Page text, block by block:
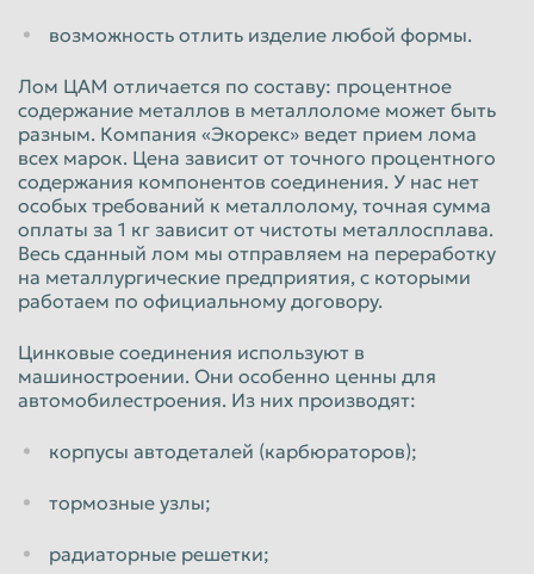
Махачкала Миасс
Москва Мурманск
Мытищи Набережные Челны
Нальчик Нижневартовск
Нижнекамск Нижний Новгород
Нижний Тагил Новокузнецк
Новороссийск Новосибирск
Новочеркасск Норильск
Петрозаводск
возможность отлить изделие любой формы.
Лом ЦАМ отличается по составу: процентное
содержание металлов в металлоломе может быть
разным. Компания «Экорекс» ведет прием лома
всех марок. Цена зависит от точного процентного
содержания компонентов соединения. У нас нет
особых требований к металлолому, точная сумма
оплаты за 1 кг зависит от чистоты металлосплава.
Весь сданный лом мы отправляем на переработку
на металлургические предприятия, с которыми
работаем по официальному договору.
Цинковые соединения используют в
машиностроении. Они особенно ценны для
автомобилестроения. Из них производят:
корпусы автодеталей (карбюраторов);
тормозные узлы;
радиаторные решетки;